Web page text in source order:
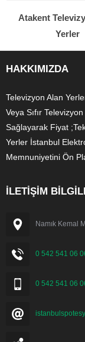
Atakent
Yerler
HAKKIMIZDA
Televizyon Alan
Veya Sıfır
Sağlayarak Fiyat
Yerler İstanbul
Memnuniyetini Ön
İLETİŞİM
Namık Kemal
0 542 541 06
0 542 541 06